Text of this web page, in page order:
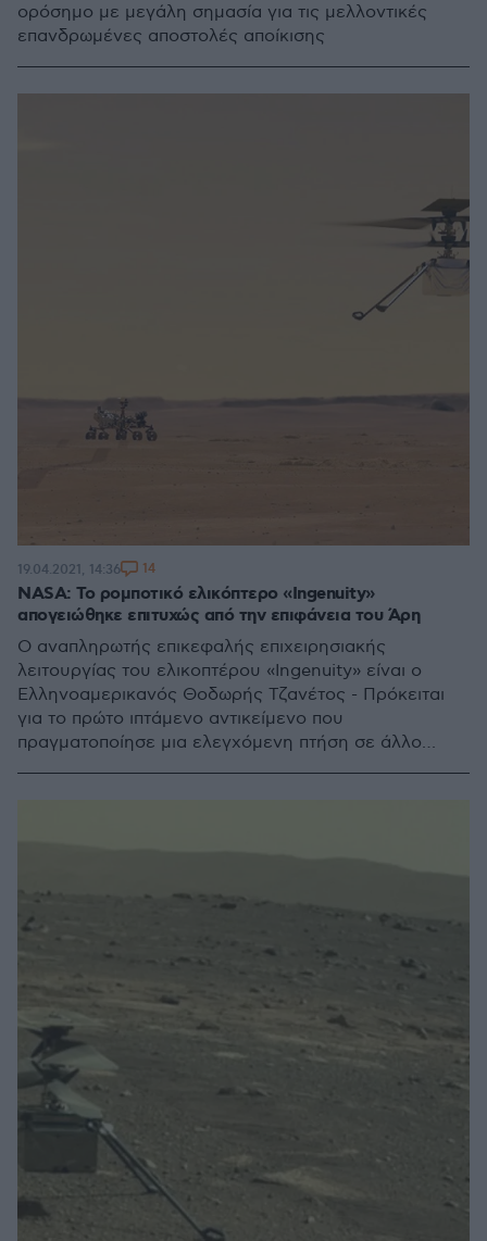
ορόσημο με μεγάλη σημασία για τις μελλοντικές
επανδρωμένες αποστολές αποίκισης
NASA: Το ρομποτικό ελικόπτερο «Ingenuity»
απογειώθηκε επιτυχώς από την επιφάνεια του Άρη
Ο αναπληρωτής επικεφαλής επιχειρησιακής
λειτουργίας του ελικοπτέρου «Ingenuity» είναι ο
Ελληνοαμερικανός Θοδωρής Τζανέτος - Πρόκειται
για το πρώτο ιπτάμενο αντικείμενο που
πραγματοποίησε μια ελεγχόμενη πτήση σε άλλο
19.04.2021, 14:36 14